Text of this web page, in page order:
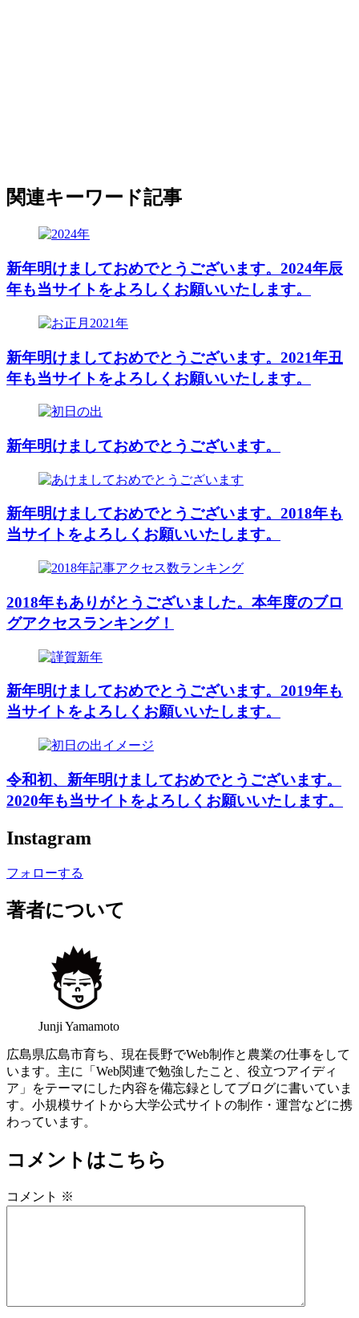
関連キーワード記事
新年明けましておめでとうございます。2024年辰
年も当サイトをよろしくお願いいたします。
新年明けましておめでとうございます。2021年丑
年も当サイトをよろしくお願いいたします。
新年明けましておめでとうございます。
新年明けましておめでとうございます。2018年も
当サイトをよろしくお願いいたします。
2018年もありがとうございました。本年度のブロ
グアクセスランキング！
新年明けましておめでとうございます。2019年も
当サイトをよろしくお願いいたします。
令和初、新年明けましておめでとうございます。
2020年も当サイトをよろしくお願いいたします。
Instagram
フォローする
著者について
Junji Yamamoto
広島県広島市育ち、現在長野でWeb制作と農業の仕事をして
います。主に「Web関連で勉強したこと、役立つアイディ
ア」をテーマにした内容を備忘録としてブログに書いていま
す。小規模サイトから大学公式サイトの制作・運営などに携
わっています。
コメントはこちら
コメント ※